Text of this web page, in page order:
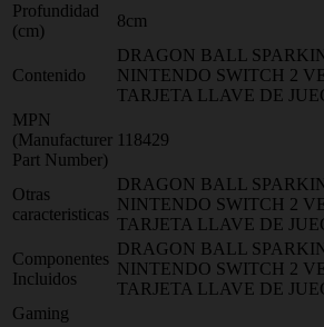
Profundidad
(cm)
8cm
Contenido
DRAGON BALL
NINTENDO SWITCH 2
TARJETA LLAVE DE
MPN
(Manufacturer
Part Number)
118429
Otras
caracteristicas
DRAGON BALL
NINTENDO SWITCH 2
TARJETA LLAVE DE
Componentes
Incluidos
DRAGON BALL
NINTENDO SWITCH 2
TARJETA LLAVE DE
Gaming